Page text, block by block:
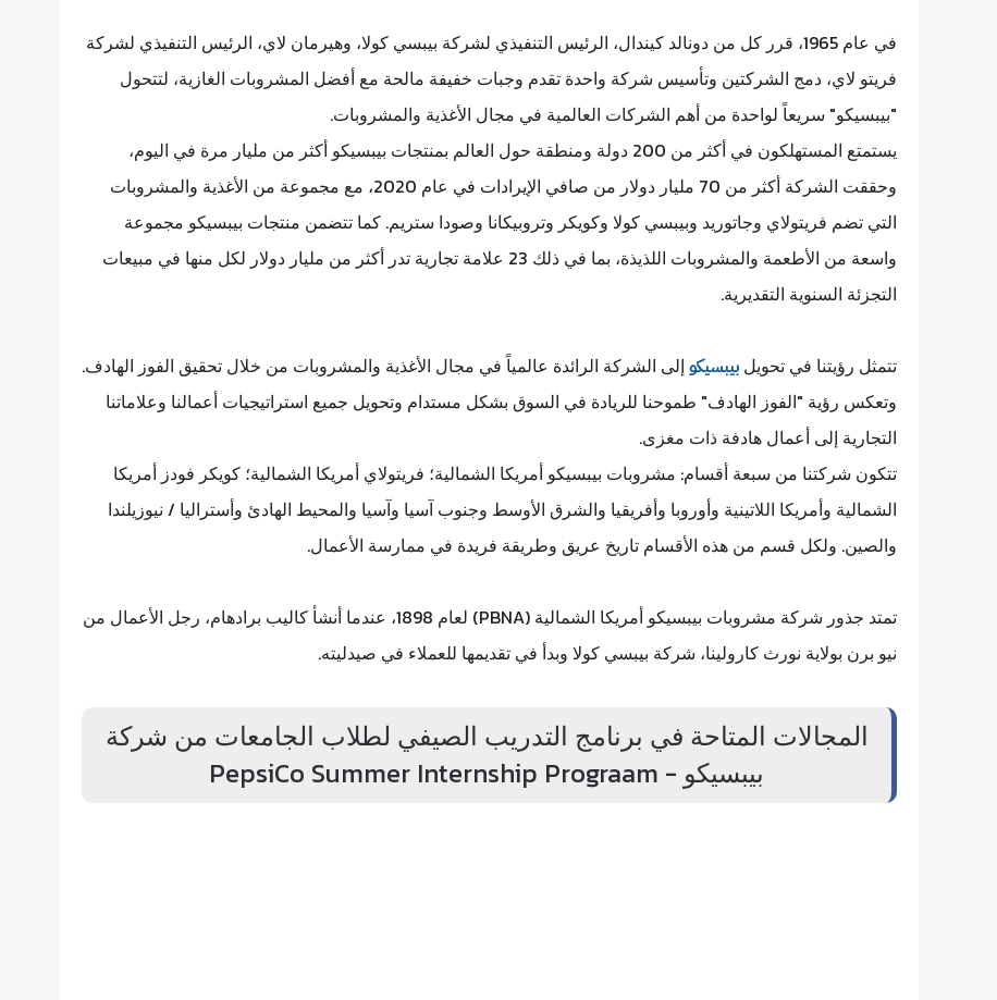
في عام 1965، قرر كل من دونالد كيندال، الرئيس التنفيذي لشركة بيبسي كولا، وهيرمان لاي، الرئيس التنفيذي لشركة
فريتو لاي، دمج الشركتين وتأسيس شركة واحدة تقدم وجبات خفيفة مالحة مع أفضل المشروبات الغازية، لتتحول
"بيبسيكو" سريعاً لواحدة من أهم الشركات العالمية في مجال الأغذية والمشروبات.
يستمتع المستهلكون في أكثر من 200 دولة ومنطقة حول العالم بمنتجات بيبسيكو أكثر من مليار مرة في اليوم،
وحققت الشركة أكثر من 70 مليار دولار من صافي الإيرادات في عام 2020، مع مجموعة من الأغذية والمشروبات
التي تضم فريتولاي وجاتوريد وبيبسي كولا وكويكر وتروبيكانا وصودا ستريم. كما تتضمن منتجات بيبسيكو مجموعة
واسعة من الأطعمة والمشروبات اللذيذة، بما في ذلك 23 علامة تجارية تدر أكثر من مليار دولار لكل منها في مبيعات
التجزئة السنوية التقديرية.
تتمثل رؤيتنا في تحويل بيبسيكوإلى الشركة الرائدة عالمياً في مجال الأغذية والمشروبات من خلال تحقيق الفوز الهادف.
وتعكس رؤية "الفوز الهادف" طموحنا للريادة في السوق بشكل مستدام وتحويل جميع استراتيجيات أعمالنا وعلاماتنا
التجارية إلى أعمال هادفة ذات مغزى.
تتكون شركتنا من سبعة أقسام: مشروبات بيبسيكو أمريكا الشمالية؛ فريتولاي أمريكا الشمالية؛ كويكر فودز أمريكا
الشمالية وأمريكا اللاتينية وأوروبا وأفريقيا والشرق الأوسط وجنوب آسيا وآسيا والمحيط الهادئ وأستراليا / نيوزيلندا
والصين. ولكل قسم من هذه الأقسام تاريخ عريق وطريقة فريدة في ممارسة الأعمال.
تمتد جذور شركة مشروبات بيبسيكو أمريكا الشمالية (PBNA) لعام 1898، عندما أنشأ كاليب برادهام، رجل الأعمال من
نيو برن بولاية نورث كارولينا، شركة بيبسي كولا وبدأ في تقديمها للعملاء في صيدليته.
المجالات المتاحة في برنامج التدريب الصيفي لطلاب الجامعات من شركة
بيبسيكو - PepsiCo Summer Internship Prograam